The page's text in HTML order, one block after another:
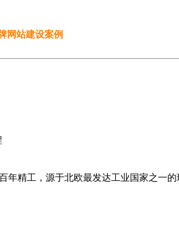
网站建设案例
精工，源于北欧最发达工业国家之一的